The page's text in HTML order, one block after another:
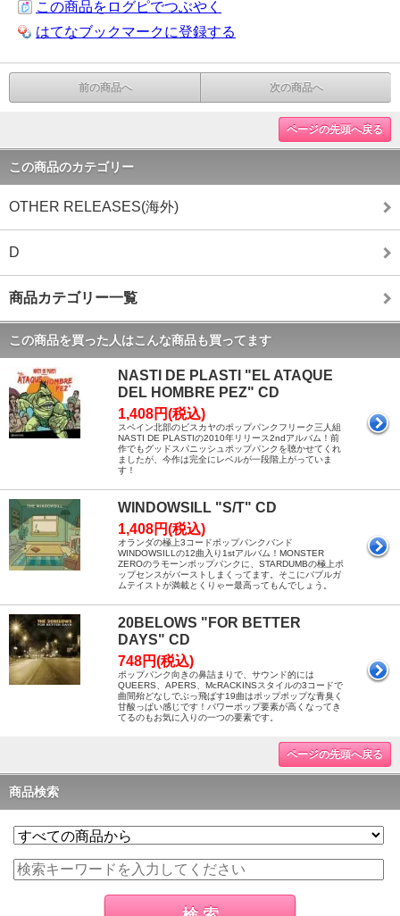
この商品をログピでつぶやく
はてなブックマークに登録する
前の商品へ 次の商品へ
ページの先頭へ戻る
この商品のカテゴリー
OTHER RELEASES(海外)
D
商品カテゴリー一覧
この商品を買った人はこんな商品も買ってます
NASTI DE PLASTI "EL ATAQUE
DEL HOMBRE PEZ" CD
1,408円(税込)
スペイン北部のビスカヤのポップパンクフリーク三人組
NASTI DE PLASTIの2010年リリース2ndアルバム！前
作でもグッドスパニッシュポップパンクを聴かせてくれ
ましたが、今作は完全にレベルが一段階上がっていま
す！
WINDOWSILL "S/T" CD
1,408円(税込)
オランダの極上3コードポップパンクバンド
WINDOWSILLの12曲入り1stアルバム！MONSTER
ZEROのラモーンポップパンクに、STARDUMBの極上ポ
ップセンスがバーストしまくってます。そこにバブルガ
ムテイストが満載とくりゃー最高ってもんでしょう。
20BELOWS "FOR BETTER
DAYS" CD
748円(税込)
ポップパンク向きの鼻詰まりで、サウンド的には
QUEERS、APERS、McRACKINSスタイルの3コードで
曲間殆どなしでぶっ飛ばす19曲はポップポップな青臭く
甘酸っぱい感じです！パワーポップ要素が高くなってき
てるのもお気に入りの一つの要素です。
ページの先頭へ戻る
商品検索